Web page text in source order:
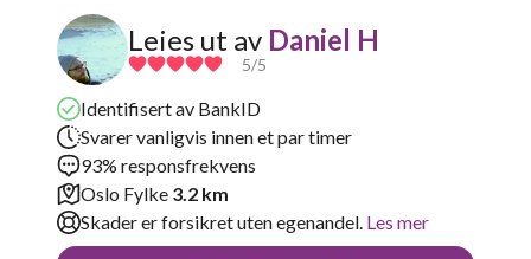
Leies ut av Daniel H
5/5
Identifisert av BankID
Svarer vanligvis innen et par timer
93% responsfrekvens
Oslo Fylke 3.2 km
Skader er forsikret uten egenandel. Les mer